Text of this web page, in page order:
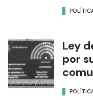
Ley
por